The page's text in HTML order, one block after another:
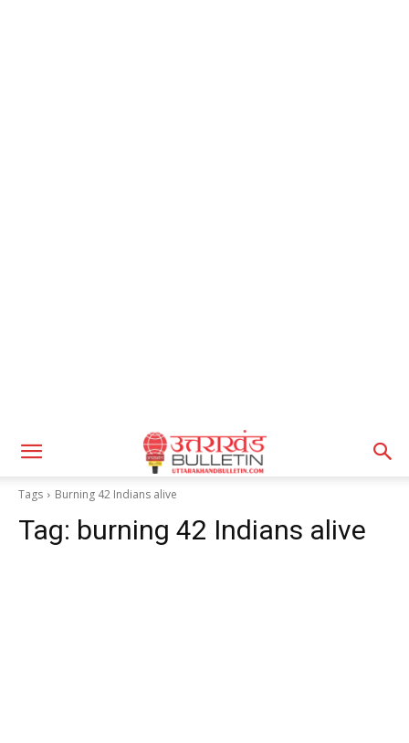
Tags Burning 42 Indians alive
Tag: burning 42 Indians alive